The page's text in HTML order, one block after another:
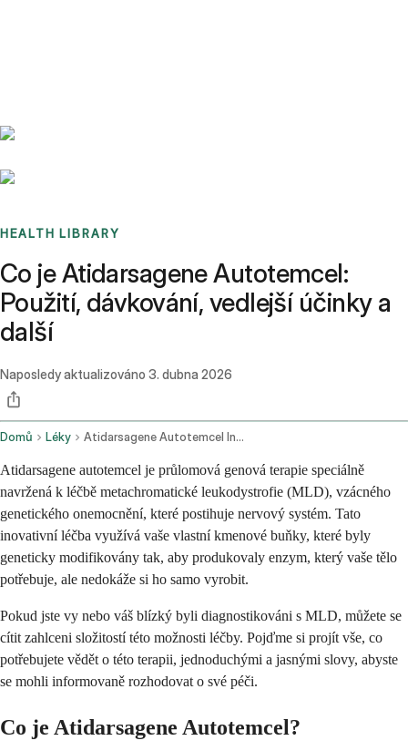
HEALTH LIBRARY
Co je Atidarsagene Autotemcel:
Použití, dávkování, vedlejší účinky a
další
Naposledy aktualizováno 3. dubna 2026
Domů Léky Atidarsagene Autotemcel Intravenous Route
Atidarsagene autotemcel je průlomová genová terapie speciálně
navržená k léčbě metachromatické leukodystrofie (MLD), vzácného
genetického onemocnění, které postihuje nervový systém. Tato
inovativní léčba využívá vaše vlastní kmenové buňky, které byly
geneticky modifikovány tak, aby produkovaly enzym, který vaše tělo
potřebuje, ale nedokáže si ho samo vyrobit.
Pokud jste vy nebo váš blízký byli diagnostikováni s MLD, můžete se
cítit zahlceni složitostí této možnosti léčby. Pojďme si projít vše, co
potřebujete vědět o této terapii, jednoduchými a jasnými slovy, abyste
se mohli informovaně rozhodovat o své péči.
Co je Atidarsagene Autotemcel?